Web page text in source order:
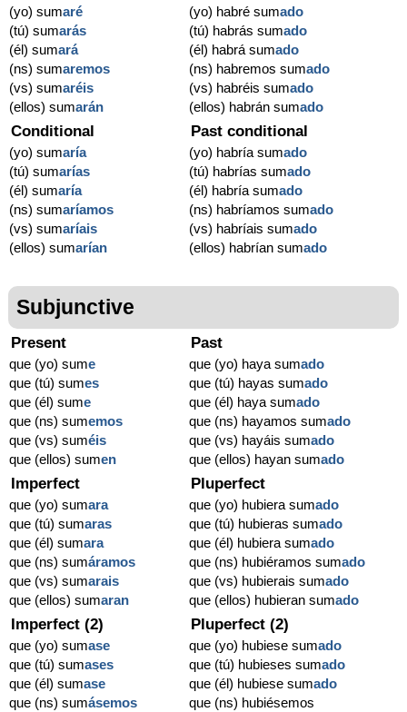
(yo) sumaré
(tú) sumarás
(él) sumará
(ns) sumaremos
(vs) sumaréis
(ellos) sumarán
(yo) habré sumado
(tú) habrás sumado
(él) habrá sumado
(ns) habremos sumado
(vs) habréis sumado
(ellos) habrán sumado
Conditional
(yo) sumaría
(tú) sumarías
(él) sumaría
(ns) sumaríamos
(vs) sumaríais
(ellos) sumarían
Past conditional
(yo) habría sumado
(tú) habrías sumado
(él) habría sumado
(ns) habríamos sumado
(vs) habríais sumado
(ellos) habrían sumado
Subjunctive
Present
que (yo) sume
que (tú) sumes
que (él) sume
que (ns) sumemos
que (vs) suméis
que (ellos) sumen
Past
que (yo) haya sumado
que (tú) hayas sumado
que (él) haya sumado
que (ns) hayamos sumado
que (vs) hayáis sumado
que (ellos) hayan sumado
Imperfect
que (yo) sumara
que (tú) sumaras
que (él) sumara
que (ns) sumáramos
que (vs) sumarais
que (ellos) sumaran
Pluperfect
que (yo) hubiera sumado
que (tú) hubieras sumado
que (él) hubiera sumado
que (ns) hubiéramos sumado
que (vs) hubierais sumado
que (ellos) hubieran sumado
Imperfect (2)
que (yo) sumase
que (tú) sumases
que (él) sumase
que (ns) sumásemos
Pluperfect (2)
que (yo) hubiese sumado
que (tú) hubieses sumado
que (él) hubiese sumado
que (ns) hubiésemos